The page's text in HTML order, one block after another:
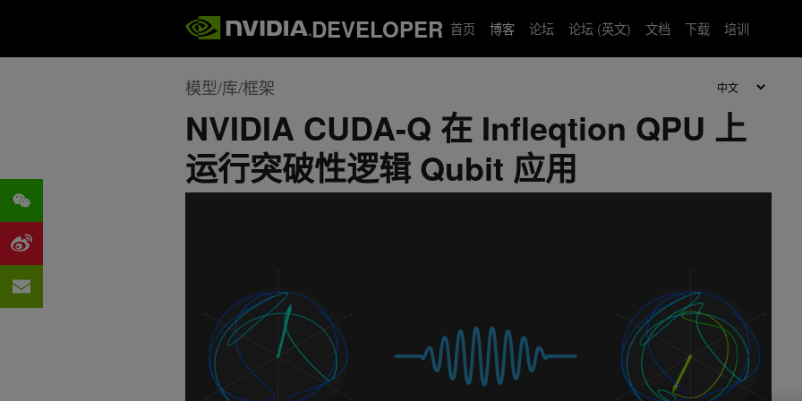
DEVELOPER 首页 博客 论坛 论坛 (英文) 文档 下载 培训
模型/库/框架
NVIDIA CUDA-Q 在 Infleqtion QPU 上
运行突破性逻辑 Qubit 应用